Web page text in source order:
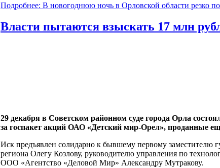
Подробнее: В новогоднюю ночь в Орловской области резко
Власти пытаются взыскать 17 млн
29 декабря в Советском районном суде города Орла
за госпакет акций ОАО «Детский мир-Орел», проданные
Иск предъявлен солидарно к бывшему первому заместителю
региона Олегу Козлову, руководителю управления по
ООО «Агентство «Деловой Мир» Александру Мутракову.